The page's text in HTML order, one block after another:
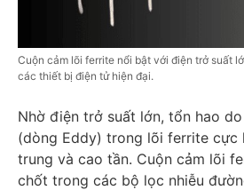
Cuộn cảm lõi ferrite nổi bật với điện trở suất
các thiết bị điện tử hiện đại.
Nhờ điện trở suất lớn, tổn hao
(dòng Eddy) trong lõi ferrite cực
trung và cao tần. Cuộn cảm lõi
chốt trong các bộ lọc nhiễu